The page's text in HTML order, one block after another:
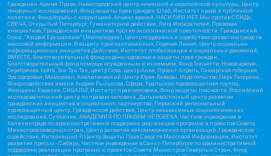
Гражданин.Армия.Право, Нижегородский центр немецкой и европейской культуры, Центр
гендерных исследований, Фонд защиты прав граждан Штаб, Институт права и публичной
политики, Фонд борьбы с коррупцией, Альянс врачей, НАСИЛИЮ.НЕТ, Мы против СПИДа,
СВЕЧА, Открытый Петербург, Гуманитарное действие, Лига Избирателей, Правовая
инициатива, Гражданская инициатива против экологической преступности, Гражданский
Союз, "Хасдей Ерушалаим" (Милосердие), Центр поддержки и содействия развитию средств
массовой информации, В защиту прав заключенных, Горячая Линия, Центр социально-
информационных инициатив Действие, Институт глобализации и социальных движений,
ВМЕСТЕ, Благотворительный фонд охраны здоровья и защиты прав граждан,
Благотворительный фонд помощи осужденным и их семьям, Фонд Тольятти, Новое время,
Серебряная тайга, Так-Так-Так, центр Сова, центр Анна, Проект Апрель, Самарская губерния,
Эра здоровья, Мемориал, Аналитический Центр Юрия Левады, Издательство Парк Гагарина,
Фонд содействия имени Андрея Рылькова, Сфера, Уральская правозащитная группа,
Женщины Евразии, СИБАЛЬТ, Институт прав человека, Фонд защиты гласности, Российский
исследовательский центр по правам человека, Дальневосточный центр развития
гражданских инициатив и социального партнерства, Пермский региональный
правозащитный центр, Гражданское действие, Центр независимых социологических
исследований, Сутяжник, АКАДЕМИЯ ПО ПРАВАМ ЧЕЛОВЕКА, Частное учреждение в
Калининграде по административной поддержке реализации программ и проектов Совета
Министров северных стран, Центр развития некоммерческих организаций, Гражданское
содействие, Интернешнл-Р, Центр Защиты Прав Средств Массовой Информации, Институт
развития прессы - Сибирь, Частное учреждение в Санкт-Петербурге по административной
поддержке реализации программ и проектов Совета Министров Северных Стран, Фонд